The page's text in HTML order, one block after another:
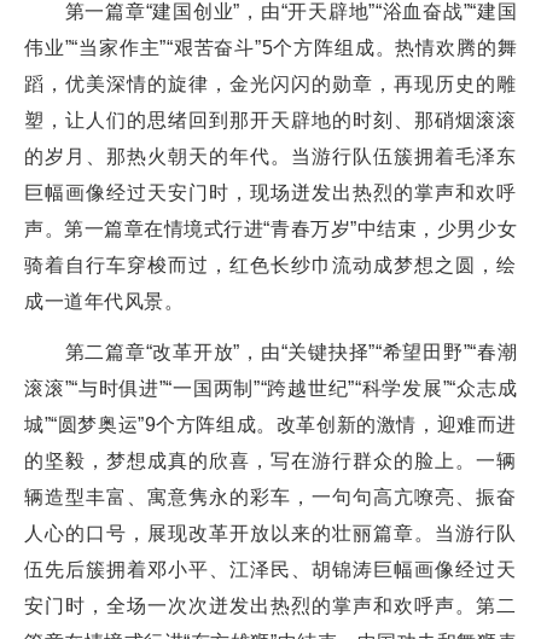
第一篇章“建国创业”，由“开天辟地”“浴血奋战”“建国
伟业”“当家作主”“艰苦奋斗”5个方阵组成。热情欢腾的舞
蹈，优美深情的旋律，金光闪闪的勋章，再现历史的雕
塑，让人们的思绪回到那开天辟地的时刻、那硝烟滚滚
的岁月、那热火朝天的年代。当游行队伍簇拥着毛泽东
巨幅画像经过天安门时，现场迸发出热烈的掌声和欢呼
声。第一篇章在情境式行进“青春万岁”中结束，少男少女
骑着自行车穿梭而过，红色长纱巾流动成梦想之圆，绘
成一道年代风景。
第二篇章“改革开放”，由“关键抉择”“希望田野”“春潮
滚滚”“与时俱进”“一国两制”“跨越世纪”“科学发展”“众志成
城”“圆梦奥运”9个方阵组成。改革创新的激情，迎难而进
的坚毅，梦想成真的欣喜，写在游行群众的脸上。一辆
辆造型丰富、寓意隽永的彩车，一句句高亢嘹亮、振奋
人心的口号，展现改革开放以来的壮丽篇章。当游行队
伍先后簇拥着邓小平、江泽民、胡锦涛巨幅画像经过天
安门时，全场一次次迸发出热烈的掌声和欢呼声。第二